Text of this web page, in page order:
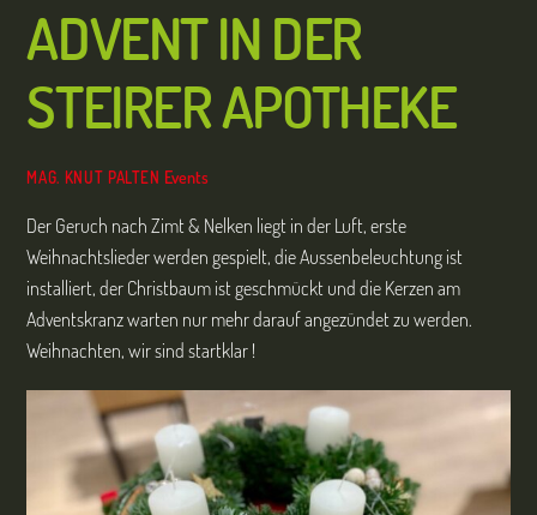
ADVENT IN DER
STEIRER APOTHEKE
MAG. KNUT PALTEN Events
Der Geruch nach Zimt & Nelken liegt in der Luft, erste
Weihnachtslieder werden gespielt, die Aussenbeleuchtung ist
installiert, der Christbaum ist geschmückt und die Kerzen am
Adventskranz warten nur mehr darauf angezündet zu werden.
Weihnachten, wir sind startklar !